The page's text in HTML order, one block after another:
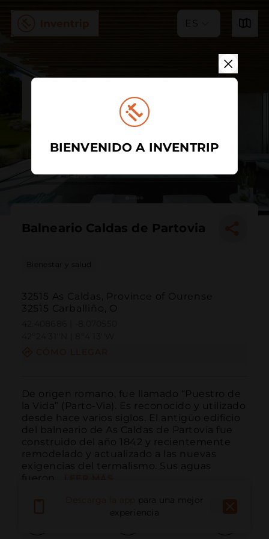
ES
Balneario Caldas de Partovia
Bienestar y salud
32515 As Caldas, Province of Ourense
32515 Carballiño, O
De origen romano, fue llamado “Puestro de
la Vida” (Parto-Via). Es reconocido y utilizado
desde hace varios siglos. El antigüo edificio
del balneario de As Caldas de Partovia fue
construido del año 1842 y recientemente
remodelado y actualizado a las nuevas
exigencias del termalismo. Sus aguas
fueron...
para una mejor
experiencia
BIENVENIDO A INVENTRIP